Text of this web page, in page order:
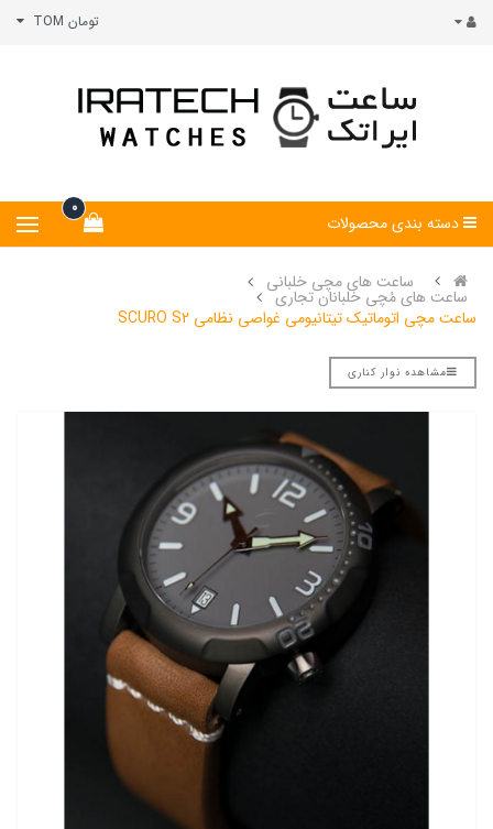
تومان TOM
0
دسته بندی محصولات
ساعت های مچی خلبانی
ساعت های مُچی خلبانان تجاری
ساعت مچی اتوماتیک تیتانیومی غواصی نظامی SCURO S2
مشاهده نوار کناری